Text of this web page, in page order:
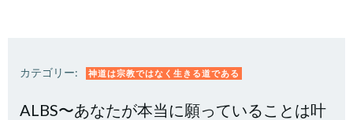
カテゴリー: 神道は宗教ではなく生きる道である
ALBS〜あなたが本当に願っていることは叶